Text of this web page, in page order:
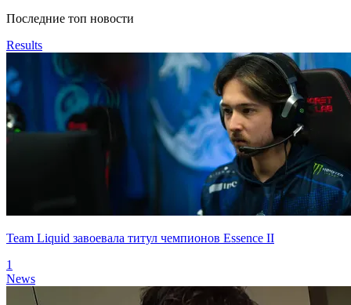
Последние топ новости
Results
Team Liquid завоевала титул чемпионов Essence II
1
News